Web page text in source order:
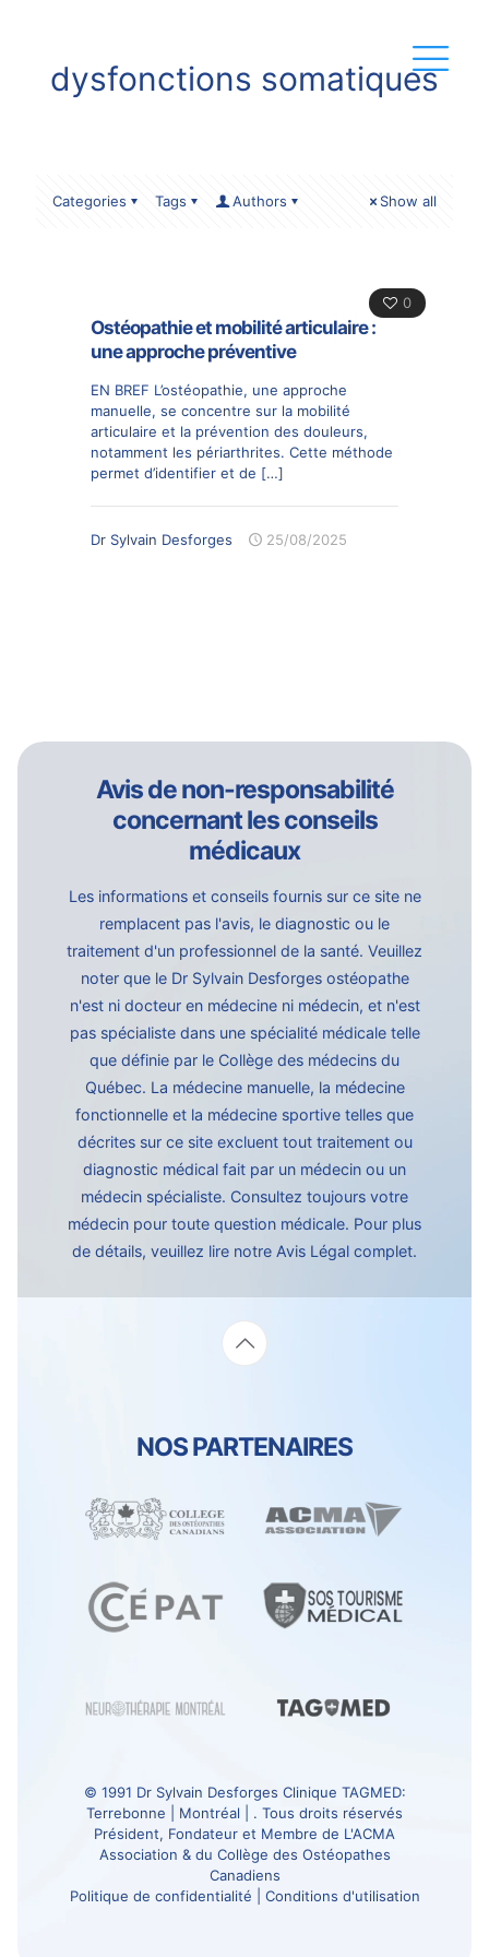
dysfonctions somatiques
Categories Tags Authors Show all
0
Ostéopathie et mobilité articulaire :
une approche préventive
EN BREF L’ostéopathie, une approche
manuelle, se concentre sur la mobilité
articulaire et la prévention des douleurs,
notamment les périarthrites. Cette méthode
permet d’identifier et de […]
Dr Sylvain Desforges 25/08/2025
Avis de non-responsabilité
concernant les conseils
médicaux
Les informations et conseils fournis sur ce site ne
remplacent pas l'avis, le diagnostic ou le
traitement d'un professionnel de la santé. Veuillez
noter que le Dr Sylvain Desforges ostéopathe
n'est ni docteur en médecine ni médecin, et n'est
pas spécialiste dans une spécialité médicale telle
que définie par le Collège des médecins du
Québec. La médecine manuelle, la médecine
fonctionnelle et la médecine sportive telles que
décrites sur ce site excluent tout traitement ou
diagnostic médical fait par un médecin ou un
médecin spécialiste. Consultez toujours votre
médecin pour toute question médicale. Pour plus
de détails, veuillez lire notre Avis Légal complet.
NOS PARTENAIRES
© 1991 Dr Sylvain Desforges Clinique TAGMED:
Terrebonne | Montréal | . Tous droits réservés
Président, Fondateur et Membre de L'ACMA
Association & du Collège des Ostéopathes
Canadiens
Politique de confidentialité
Conditions d'utilisation